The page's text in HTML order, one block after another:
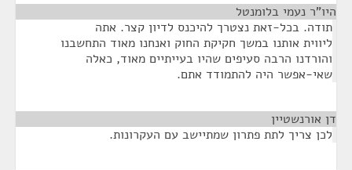
היו"ר נעמי בלומנטל
תודה. בכל-זאת נצטרך להיכנס לדיון קצר. אתה
ליווית אותנו במשך חקיקת החוק ואנחנו מאוד התחשבנו
והורדנו הרבה סעיפים שהיו בעייתיים מאוד, כאלה
שאי-אפשר היה להתמודד אתם.
דן אורנשטיין
לכן צריך לתת פתרון שמתיישב עם העקרונות.